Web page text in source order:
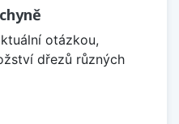
otázkou,
dřezů různých